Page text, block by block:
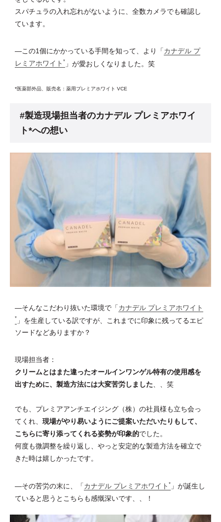
スパチュラの入れ忘れがないように、全数カメラでも確認し
ています。
―この1個にかかっている手間を知って、より「カナデル プ
レミアホワイト * 」が愛おしくなりました。笑
*医薬部外品、販売名：薬用プレミアホワイト VCE
#製造現場担当者のカナデル プレミアホワイ
ト*への想い
―そんなこだわり抜いた環境で「カナデル プレミアホワイト
* 」を生産している訳ですが、これまでに印象に残ってるエピ
ソードなどありますか？
現場担当者：
クリームとはまた違ったオールインワンゲル特有の使用感を
出すために、製造方法には大変苦労しました、、笑
でも、プレミアアンチエイジング（株）の社員様も立ち会っ
てくれ、 現場がやり易いようにご提案いただいたりもして、
こちらに寄り添ってくれる姿勢が印象的でした。
何度も微調整を繰り返し、やっと安定的な製造方法を確立で
きた時は嬉しかったです。
―その苦労の末に、「カナデル プレミアホワイト * 」が誕生し
ていると思うとこちらも感慨深いです、、！